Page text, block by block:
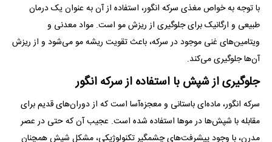
با توجه به خواص مغذی سرکه انگور، استفاده از آن به عنوان یک درمان
طبیعی و ارگانیک برای جلوگیری از ریزش مو است. مواد معدنی و
ویتامین‌های غنی موجود در سرکه، باعث تقویت ریشه مو می‌شود و از ریزش
آن‌ها جلوگیری می‌کند.
جلوگیری از شپش با استفاده از سرکه انگور
سرکه انگور، ماده‌ای باستانی و معجزه‌آسا است که از دوران‌های قدیم برای
مقابله با شپش‌ها در مو‌ها استفاده شده است. عجیب آن که حتی در عصر
مدرن، با وجود پیشرفت‌های چشمگیر تکنولوژیکی، مشکل شپش همچنان